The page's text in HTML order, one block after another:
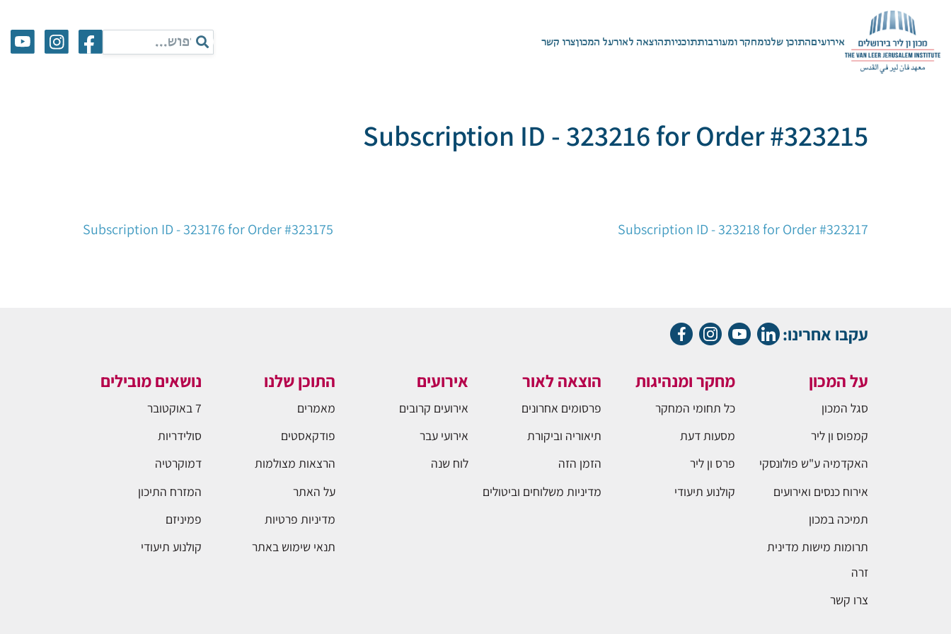
אירועיםהתוכן שלנומחקר ומעורבותתוכניותהוצאה לאורעל המכוןצרו קשר
Subscription ID - 323216 for Order #323215
ניווט Subscription ID - 323176 for Order #323175 Subscription ID - 323218 for Order #323217
עקבו אחרינו:
על המכון
סגל המכון
קמפוס ון ליר
האקדמיה ע"ש פולונסקי
אירוח כנסים ואירועים
תמיכה במכון
תרומות מישות מדינית
זרה
צרו קשר
מחקר ומנהיגות
כל תחומי המחקר
מסעות דעת
פרס ון ליר
קולנוע תיעודי
הוצאה לאור
פרסומים אחרונים
תיאוריה וביקורת
הזמן הזה
מדיניות משלוחים וביטולים
אירועים
אירועים קרובים
אירועי עבר
לוח שנה
התוכן שלנו
מאמרים
פודקאסטים
הרצאות מצולמות
על האתר
מדיניות פרטיות
תנאי שימוש באתר
נושאים מובילים
7 באוקטובר
סולידריות
דמוקרטיה
המזרח התיכון
פמיניזם
קולנוע תיעודי